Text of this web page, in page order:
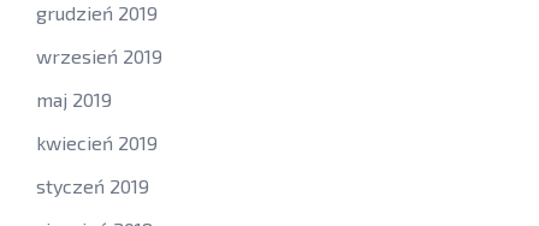
grudzień 2019
wrzesień 2019
maj 2019
kwiecień 2019
styczeń 2019